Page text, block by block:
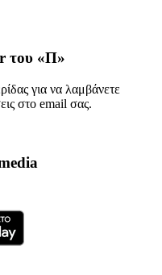
του «Π»
για να λαμβάνετε
στο email σας.